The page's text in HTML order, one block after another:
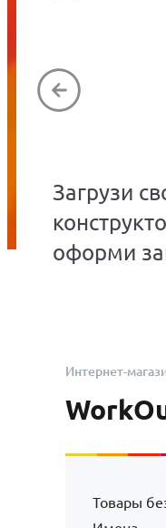
Загрузи
оформи
Интернет-
Товары